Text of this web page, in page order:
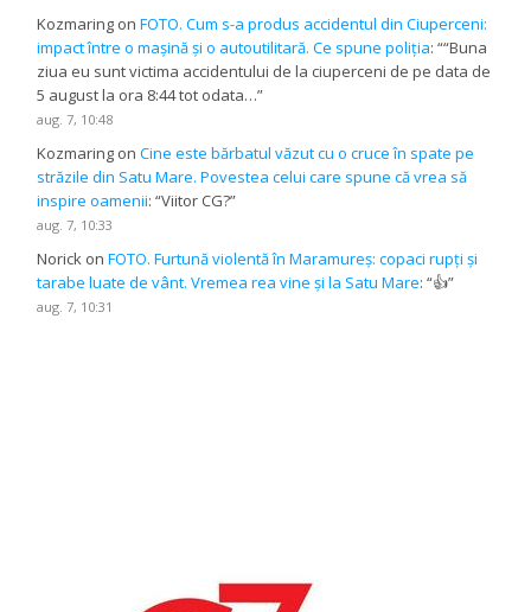
Kozmaring onFOTO. Cum s-a produs accidentul din Ciuperceni:
impact între o mașină și o autoutilitară. Ce spune poliția: ““Buna
ziua eu sunt victima accidentului de la ciuperceni de pe data de
5 august la ora 8:44 tot odata…”
aug. 7, 10:48
Kozmaring onCine este bărbatul văzut cu o cruce în spate pe
străzile din Satu Mare. Povestea celui care spune că vrea să
inspire oamenii: “Viitor CG?”
aug. 7, 10:33
Norick onFOTO. Furtună violentă în Maramureș: copaci rupți și
tarabe luate de vânt. Vremea rea vine și la Satu Mare: “👍”
aug. 7, 10:31